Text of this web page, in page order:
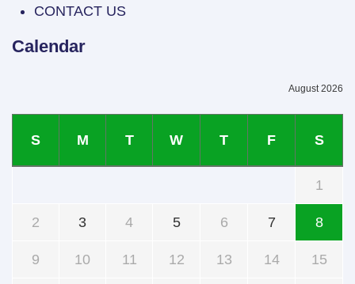
CONTACT US
Calendar
August 2026
S M T W T F S
1
2 3 4 5 6 7 8
9 10 11 12 13 14 15